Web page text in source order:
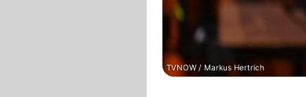
TVNOW / Markus Hertrich